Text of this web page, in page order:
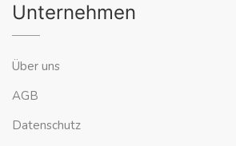
Unternehmen
Über uns
AGB
Datenschutz